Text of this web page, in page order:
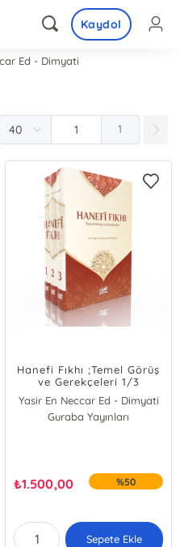
Kaydol
Ed - Dimyati
1
Hanefi Fıkhı ;Temel Görüş
ve Gerekçeleri 1/3
Yasir En Neccar Ed - Dimyati
Guraba Yayınları
₺1.500,00 %50
Sepete Ekle